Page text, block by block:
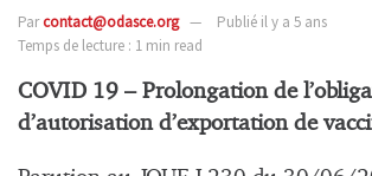
Parcontact@odasce.org
Publié il y a 5 ans
Temps de lecture : 1 min read
COVID 19 – Prolongation de
d’autorisation d’exportation de